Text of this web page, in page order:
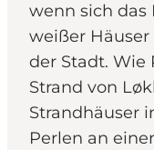
wenn sich das
weißer
der Stadt. Wie
Strand von
Strandhäuser
Perlen an